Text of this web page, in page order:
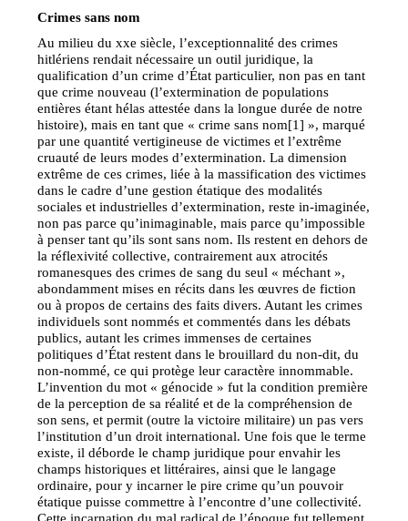
Crimes sans nom
Au milieu du xxe siècle, l’exceptionnalité des crimes
hitlériens rendait nécessaire un outil juridique, la
qualification d’un crime d’État particulier, non pas en tant
que crime nouveau (l’extermination de populations
entières étant hélas attestée dans la longue durée de notre
histoire), mais en tant que « crime sans nom[1] », marqué
par une quantité vertigineuse de victimes et l’extrême
cruauté de leurs modes d’extermination. La dimension
extrême de ces crimes, liée à la massification des victimes
dans le cadre d’une gestion étatique des modalités
sociales et industrielles d’extermination, reste in-imaginée,
non pas parce qu’inimaginable, mais parce qu’impossible
à penser tant qu’ils sont sans nom. Ils restent en dehors de
la réflexivité collective, contrairement aux atrocités
romanesques des crimes de sang du seul « méchant »,
abondamment mises en récits dans les œuvres de fiction
ou à propos de certains des faits divers. Autant les crimes
individuels sont nommés et commentés dans les débats
publics, autant les crimes immenses de certaines
politiques d’État restent dans le brouillard du non-dit, du
non-nommé, ce qui protège leur caractère innommable.
L’invention du mot « génocide » fut la condition première
de la perception de sa réalité et de la compréhension de
son sens, et permit (outre la victoire militaire) un pas vers
l’institution d’un droit international. Une fois que le terme
existe, il déborde le champ juridique pour envahir les
champs historiques et littéraires, ainsi que le langage
ordinaire, pour y incarner le pire crime qu’un pouvoir
étatique puisse commettre à l’encontre d’une collectivité.
Cette incarnation du mal radical de l’époque fut tellement